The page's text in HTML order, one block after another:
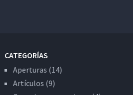
CATEGORÍAS
Aperturas (14)
Artículos (9)